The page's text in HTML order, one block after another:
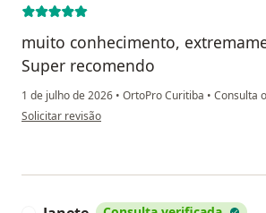
muito conhecimento,
Super recomendo
1 de julho de 2026 • OrtoPro Curitiba • Consulta
na opinião do utilizador gustavo mecabo
Solicitar revisão